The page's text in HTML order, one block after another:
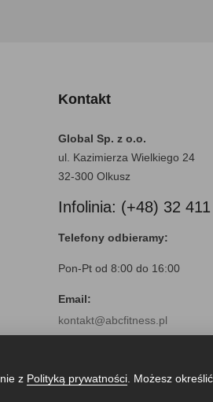
Kontakt
Global Sp. z o.o.
ul. Kazimierza Wielkiego 24
32-300 Olkusz
Infolinia: (+48) 32
Telefony odbieramy:
Pon-Pt od 8:00 do 16:00
Email:
kontakt@abcfitness.pl
z Polityką prywatności . Możesz